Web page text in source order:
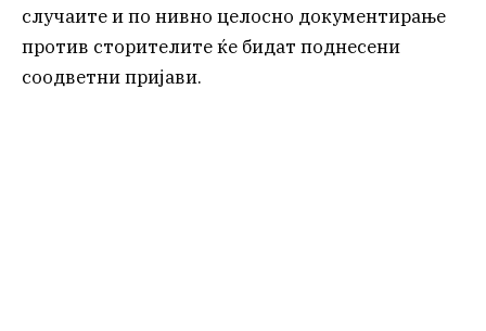
случаите и по нивно целосно документирање
против сторителите ќе бидат поднесени
соодветни пријави.